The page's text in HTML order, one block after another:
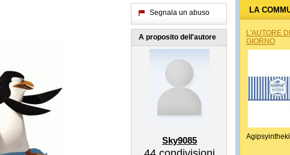
Segnala un abuso
A proposito dell'autore
Sky9085
LA
L'AUTORE
GIORNO